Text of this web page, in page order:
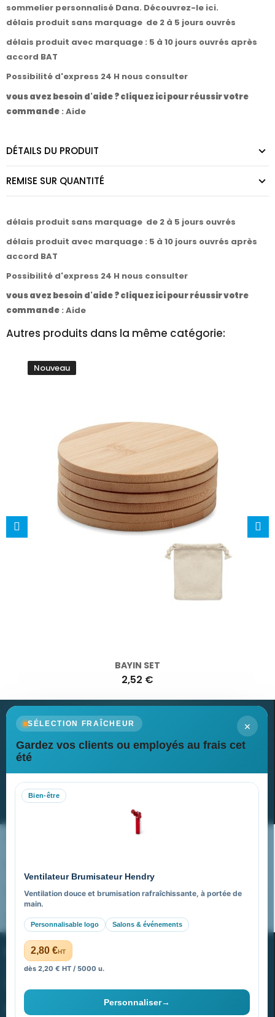
sommelier personnalisé Dana. Découvrez-le ici.
délais produit sans marquage de 2 à 5 jours ouvrés
délais produit avec marquage : 5 à 10 jours ouvrés après
accord BAT
Possibilité d'express 24 H nous consulter
vous avez besoin d'aide ? cliquez ici pour réussir votre
commande : Aide
DÉTAILS DU PRODUIT
REMISE SUR QUANTITÉ
délais produit sans marquage de 2 à 5 jours ouvrés
délais produit avec marquage : 5 à 10 jours ouvrés après
accord BAT
Possibilité d'express 24 H nous consulter
vous avez besoin d'aide ? cliquez ici pour réussir votre
commande : Aide
Autres produits dans la même catégorie:
Nouveau
BAYIN SET
2,52 €
×
SÉLECTION FRAÎCHEUR
Gardez vos clients ou employés au frais cet
été
Bien-être
Ventilateur Brumisateur Hendry
Ventilation douce et brumisation rafraîchissante, à portée de
main.
Personnalisable logo Salons & événements
2,80 €HT
dès 2,20 € HT / 5000 u.
Personnaliser→
Newsletter
Recevez nos dernières nouvelles et nos offres spéciales
Nos expertises & accompagnement global
FAQ sur Promenoch Goodies Pub France
Pourquoi ça a marché à 100% pour moi ?
PROMENOCH GOODIES
40 rue Madeleine Michelis